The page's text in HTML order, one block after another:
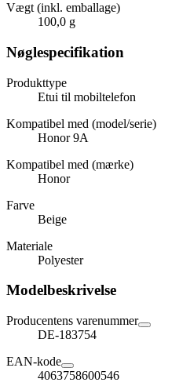
Vægt (inkl. emballage)
100,0 g
Nøglespecifikation
Produkttype
Etui til mobiltelefon
Kompatibel med (model/serie)
Honor 9A
Kompatibel med (mærke)
Honor
Farve
Beige
Materiale
Polyester
Modelbeskrivelse
Producentens varenummer
DE-183754
EAN-kode
4063758600546